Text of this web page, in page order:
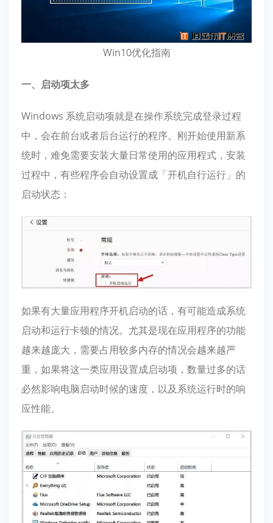
Win10优化指南
一、启动项太多
Windows 系统启动项就是在操作系统完成登录过程
中，会在前台或者后台运行的程序。刚开始使用新系
统时，难免需要安装大量日常使用的应用程式，安装
过程中，有些程序会自动设置成「开机自行运行」的
启动状态：
如果有大量应用程序开机启动的话，有可能造成系统
启动和运行卡顿的情况。尤其是现在应用程序的功能
越来越庞大，需要占用较多内存的情况会越来越严
重，如果将这一类应用设置成启动项，数量过多的话
必然影响电脑启动时候的速度，以及系统运行时的响
应性能。